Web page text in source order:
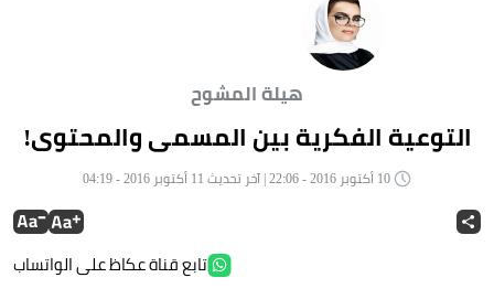
هيلة المشوح
التوعية الفكرية بين المسمى والمحتوى!
تابع قناة عكاظ على الواتساب